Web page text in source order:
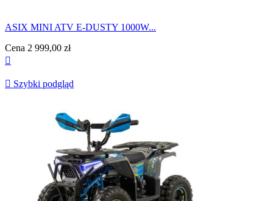
ASIX MINI ATV E-DUSTY 1000W...
Cena 2 999,00 zł

 Szybki podgląd